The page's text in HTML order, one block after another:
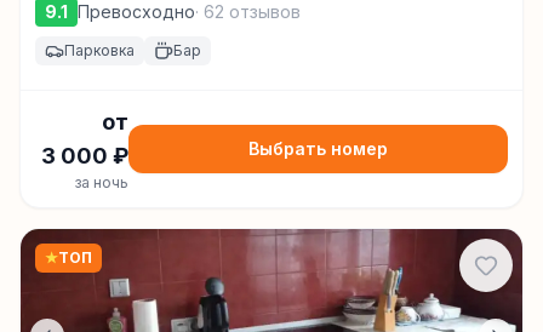
9.1 Превосходно· 62 отзывов
Парковка Бар
от
3 000 ₽
за ночь
Выбрать номер
★ТОП